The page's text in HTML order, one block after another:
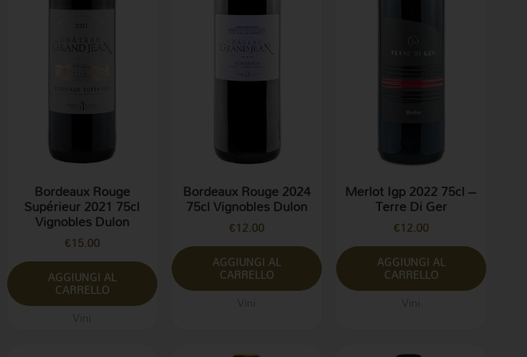
Bordeaux Rouge
Supérieur 2021 75cl
Vignobles Dulon
€15.00
AGGIUNGI AL
CARRELLO
Bordeaux Rouge 2024
75cl Vignobles Dulon
€12.00
AGGIUNGI AL
CARRELLO
Merlot Igp 2022 75cl –
Terre Di Ger
€12.00
AGGIUNGI AL
CARRELLO